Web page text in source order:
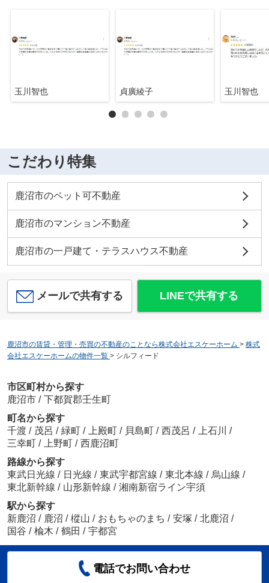
玉川智也 貞廣綾子 玉川智也
こだわり特集
鹿沼市のペット可不動産
鹿沼市のマンション不動産
鹿沼市の一戸建て・テラスハウス不動産
メールで共有する LINEで共有する
鹿沼市の賃貸・管理・売買の不動産のことなら株式会社エスケーホーム > 株式
会社エスケーホームの物件一覧 > シルフィード
市区町村から探す
鹿沼市 / 下都賀郡壬生町
町名から探す
千渡 / 茂呂 / 緑町 / 上殿町 / 貝島町 / 西茂呂 / 上石川 /
三幸町 / 上野町 / 西鹿沼町
路線から探す
東武日光線 / 日光線 / 東武宇都宮線 / 東北本線 / 烏山線 /
東北新幹線 / 山形新幹線 / 湘南新宿ライン宇須
駅から探す
新鹿沼 / 鹿沼 / 樅山 / おもちゃのまち / 安塚 / 北鹿沼 /
国谷 / 楡木 / 鶴田 / 宇都宮
電話でお問い合わせ